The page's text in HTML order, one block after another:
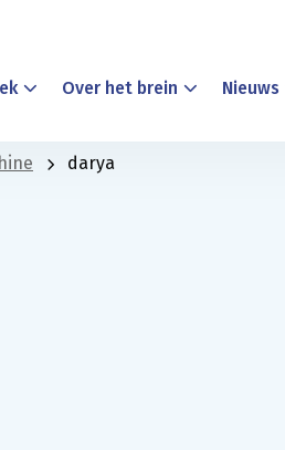
Over het brein Nieuws
darya